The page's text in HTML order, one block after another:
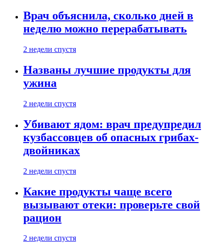
Врач объяснила, сколько дней в
неделю можно перерабатывать
2 недели спустя
Названы лучшие продукты для
ужина
2 недели спустя
Убивают ядом: врач предупредил
кузбассовцев об опасных грибах-
двойниках
2 недели спустя
Какие продукты чаще всего
вызывают отеки: проверьте свой
рацион
2 недели спустя